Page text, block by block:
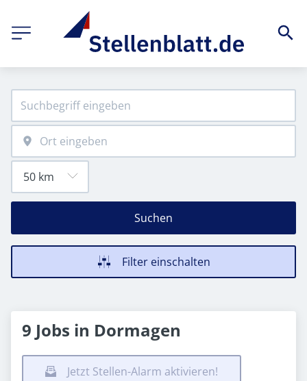
Suchen
Filter einschalten
9 Jobs in Dormagen
Jetzt Stellen-Alarm aktivieren!